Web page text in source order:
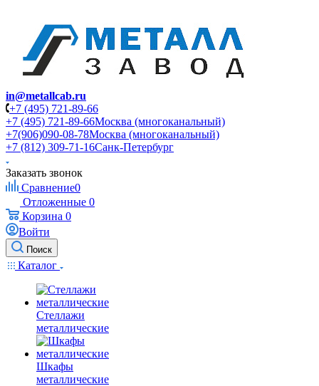
in@metallcab.ru
+7 (495) 721-89-66
+7 (495) 721-89-66Москва (многоканальный)
+7(906)090-08-78Москва (многоканальный)
+7 (812) 309-71-16Санк-Петербург
Заказать звонок
Сравнение0
Отложенные 0
Корзина 0
Войти
Поиск
Каталог
Стеллажи
металлические
Шкафы
металлические